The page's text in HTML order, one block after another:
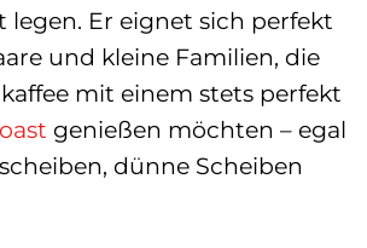
legen. Er eignet sich perfekt
und kleine Familien, die
mit einem stets perfekt
genießen möchten – egal
dünne Scheiben